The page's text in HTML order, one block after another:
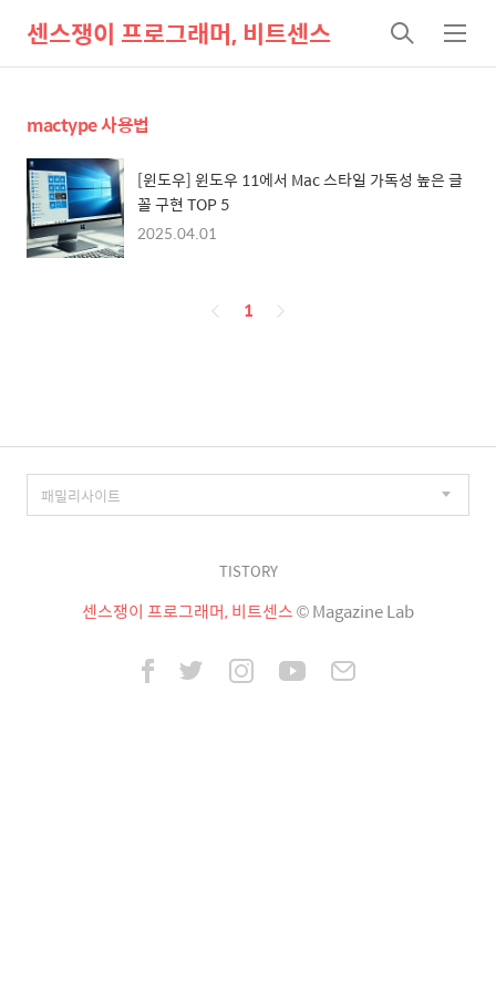
센스쟁이 프로그래머, 비트센스
검
색
메
뉴
mactype 사용법
[윈도우] 윈도우 11에서 Mac 스타일 가독성 높은 글
꼴 구현 TOP 5
2025.04.01
페
1
TISTORY
센스쟁이 프로그래머, 비트센스© Magazine Lab